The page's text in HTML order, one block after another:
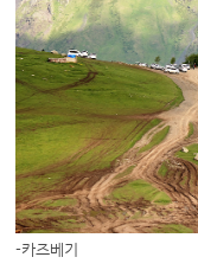
-카즈베기